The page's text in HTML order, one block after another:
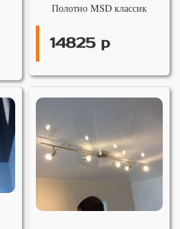
Полотно MSD классик
14825 р